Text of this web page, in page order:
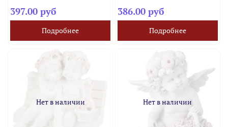
397.00 руб
Подробнее
386.00 руб
Подробнее
Нет в наличии Нет в наличии